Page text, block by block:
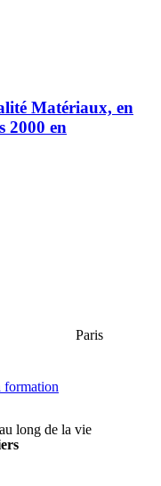
Matériaux, en
2000 en
Paris
formation
long de la vie